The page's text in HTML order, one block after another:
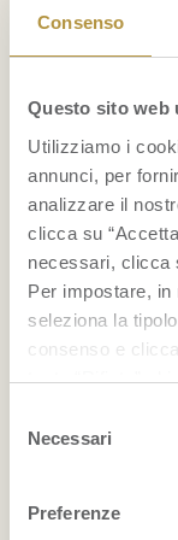
Consenso
Questo sito web
Utilizziamo i
annunci, per
analizzare il
clicca su
necessari, clicca
Per impostare, in
seleziona la
consenso e
tasto “Rifiuta”
Se vuoi saperne
delNecessari
Preferenze
31 mar Ma
sentite
frutta è un
sorprese.
esploratori
prima volta,
sorprendenti
fibrose,…